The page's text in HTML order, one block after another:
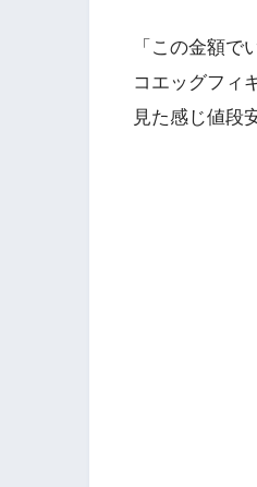
「この金額
コエッグフィ
見た感じ値段